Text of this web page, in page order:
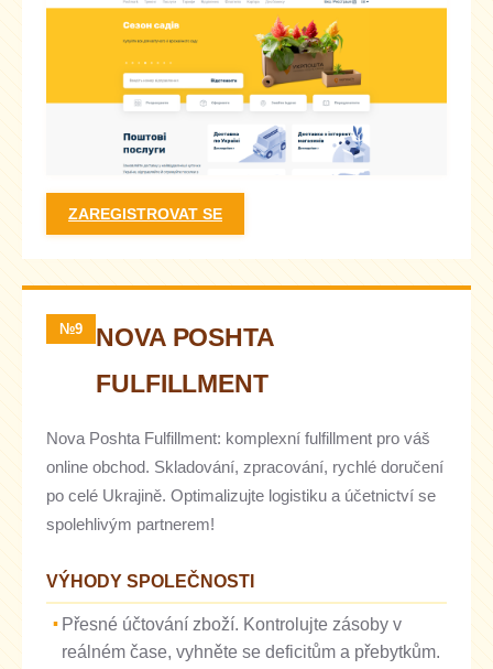
ZAREGISTROVAT SE
№9
NOVA POSHTA
FULFILLMENT
Nova Poshta Fulfillment: komplexní fulfillment pro váš
online obchod. Skladování, zpracování, rychlé doručení
po celé Ukrajině. Optimalizujte logistiku a účetnictví se
spolehlivým partnerem!
VÝHODY SPOLEČNOSTI
Přesné účtování zboží. Kontrolujte zásoby v
reálném čase, vyhněte se deficitům a přebytkům.